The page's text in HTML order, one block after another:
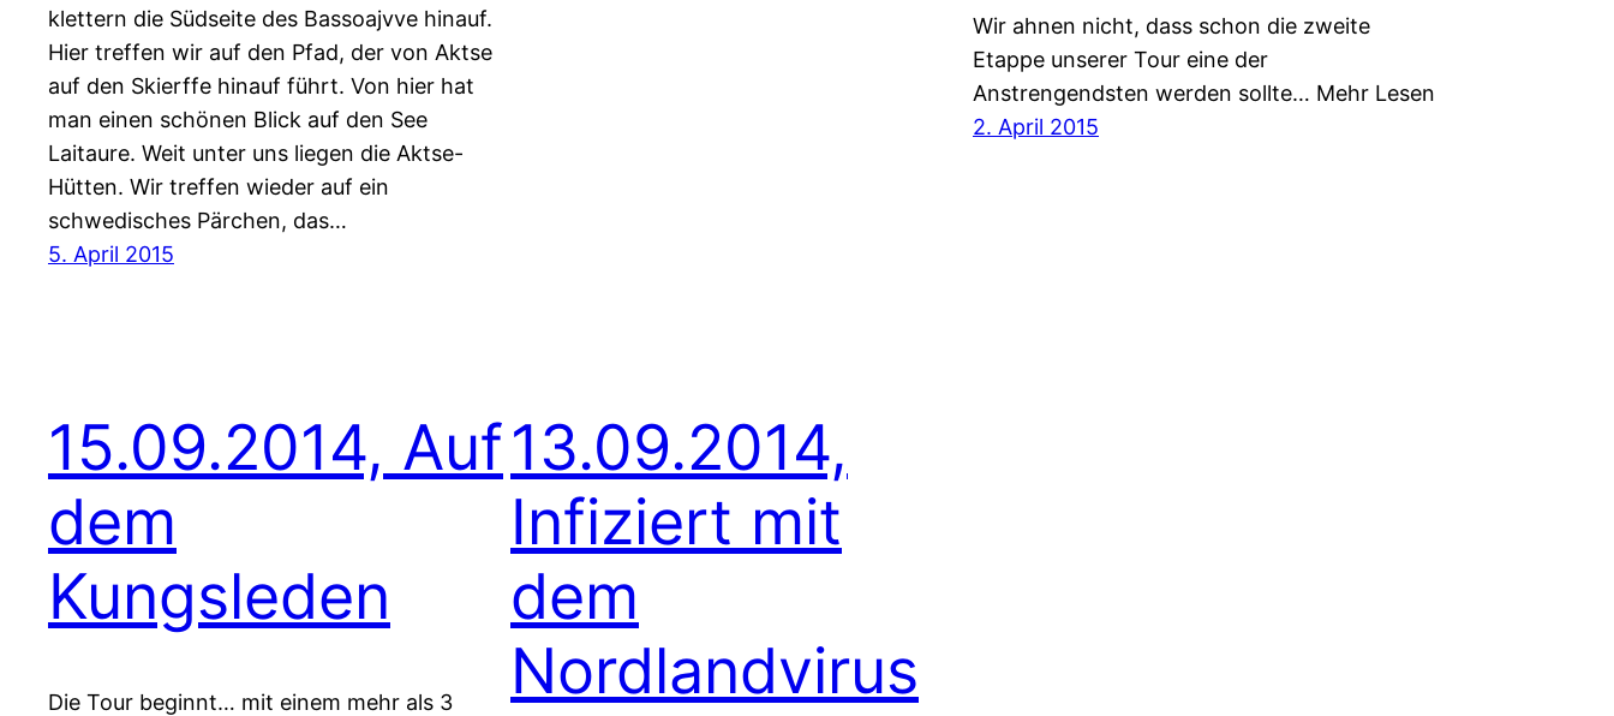
klettern die Südseite des Bassoajvve hinauf.
Hier treffen wir auf den Pfad, der von Aktse
auf den Skierffe hinauf führt. Von hier hat
man einen schönen Blick auf den See
Laitaure. Weit unter uns liegen die Aktse-
Hütten. Wir treffen wieder auf ein
schwedisches Pärchen, das…
5. April 2015
Wir ahnen nicht, dass schon die zweite
Etappe unserer Tour eine der
Anstrengendsten werden sollte… Mehr Lesen
2. April 2015
15.09.2014, Auf
dem
Kungsleden
Die Tour beginnt… mit einem mehr als 3
13.09.2014,
Infiziert mit
dem
Nordlandvirus